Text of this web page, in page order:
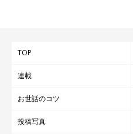
TOP
連載
お世話のコツ
投稿写真